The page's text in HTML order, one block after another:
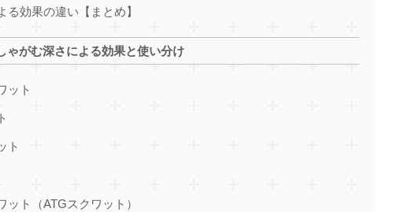
る効果の違い【まとめ】
ゃがむ深さによる効果と使い分け
ット
ト
ット（ATGスクワット）